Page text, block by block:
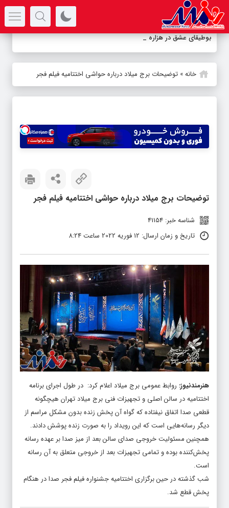
بوطیقای عشق در هزاره معاصر
خانه» توضیحات برج میلاد درباره حواشی اختتامیه فیلم فجر
توضیحات برج میلاد درباره حواشی اختتامیه فیلم فجر
شناسه خبر: 41154
تاریخ و زمان ارسال: 12 فوریه 2022 ساعت 8:24
هنرمندنیوز: روابط عمومی برج میلاد اعلام کرد: در طول اجرای برنامه
اختتامیه در سالن اصلی و تجهیزات فنی برج میلاد تهران هیچگونه
قطعی صدا اتفاق نیفتاده که گواه آن پخش زنده بدون مشکل مراسم از
دیگر رسانه‌هایی است که این رویداد را به صورت زنده پوشش دادند.
همچنین مسئولیت خروجی صدای سالن بعد از میز صدا بر عهده رسانه
پخش‌کننده بوده و تمامی تجهیزات بعد از خروجی متعلق به آن رسانه
است.
شب گذشته در حین برگزاری اختتامیه جشنواره فیلم فجر صدا در هنگام
پخش قطع شد.